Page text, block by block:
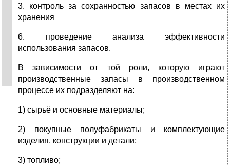
3. контроль за сохранностью запасов в местах их
хранения
6. проведение анализа эффективности
использования запасов.
В зависимости от той роли, которую играют
производственные запасы в производственном
процессе их подразделяют на:
1) сырьё и основные материалы;
2) покупные полуфабрикаты и комплектующие
изделия, конструкции и детали;
3) топливо;